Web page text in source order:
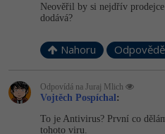
Neověřil by si nejdřív
dodává?
Nahoru
Odpovídá na Juraj Mlich
Vojtěch Pospíchal :
To je Antivirus? První co
tohoto viru.